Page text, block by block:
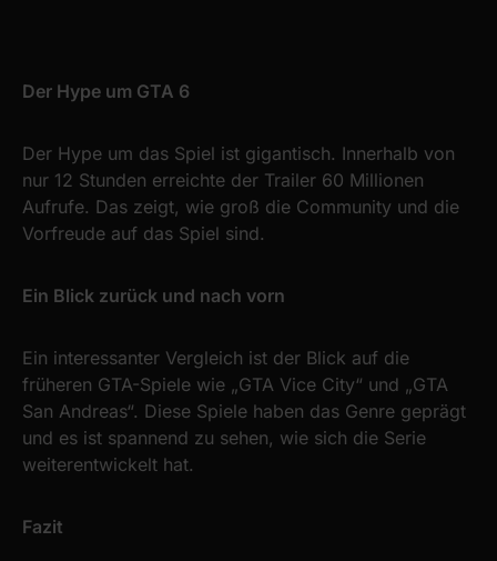
Der Hype um GTA 6
Der Hype um das Spiel ist gigantisch. Innerhalb von
nur 12 Stunden erreichte der Trailer 60 Millionen
Aufrufe. Das zeigt, wie groß die Community und die
Vorfreude auf das Spiel sind.
Ein Blick zurück und nach vorn
Ein interessanter Vergleich ist der Blick auf die
früheren GTA-Spiele wie „GTA Vice City“ und „GTA
San Andreas“. Diese Spiele haben das Genre geprägt
und es ist spannend zu sehen, wie sich die Serie
weiterentwickelt hat.
Fazit